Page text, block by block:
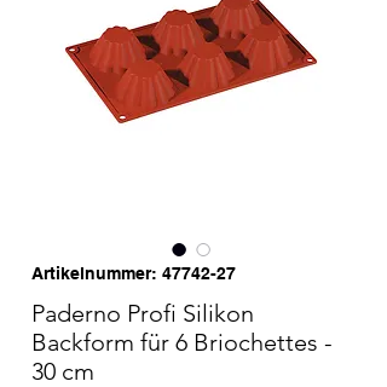
Artikelnummer: 47742-27
Paderno Profi Silikon
Backform für 6 Briochettes -
30 cm